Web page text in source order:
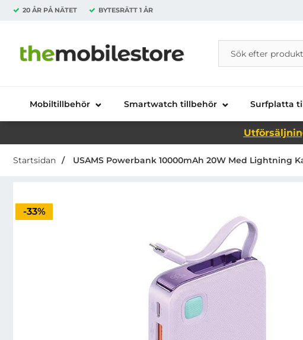
20 ÅR PÅ NÄTET BYTESRÄTT 1 ÅR
Startsidan för Danira Telecom AB
Sök
Sök på Danira
Mobiltillbehör Smartwatch tillbehör Surfplatta
Startsidan USAMS Powerbank 10000mAh 20W Med Lightning
Priset är nedsatt med
-33%